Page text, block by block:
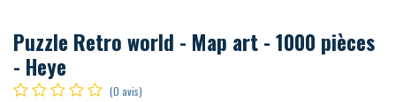
Puzzle Retro world - Map art - 1000 pièces
- Heye
(0 avis)